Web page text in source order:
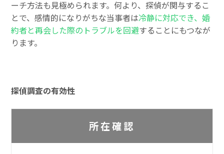
ーチ方法も見極められます。何より、探偵が関与するこ
とで、感情的になりがちな当事者は冷静に対応でき、婚
約者と再会した際のトラブルを回避することにもつなが
ります。
探偵調査の有効性
所在確認